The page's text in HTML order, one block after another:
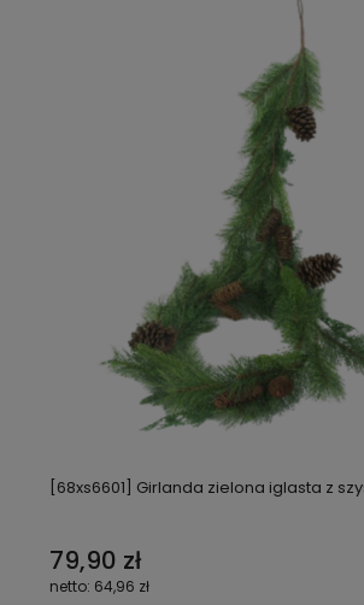
[68xs6601] Girlanda zielona iglasta z
79,90 zł
64,96 zł